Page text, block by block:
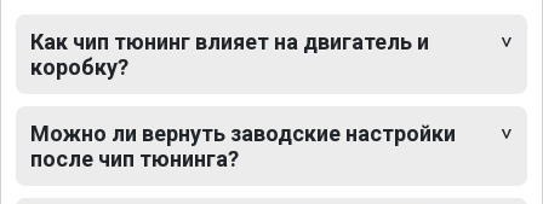
Как чип тюнинг влияет на двигатель и
коробку?
Можно ли вернуть заводские настройки
после чип тюнинга?